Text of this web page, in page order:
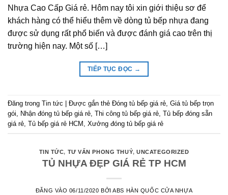
Nhựa Cao Cấp Giá rẻ. Hôm nay tôi xin giới thiệu sơ để
khách hàng có thể hiểu thêm về dòng tủ bếp nhựa đang
được sử dụng rất phổ biến và được đánh giá cao trên thị
trường hiện nay. Một số […]
TIẾP TỤC ĐỌC →
Đăng trong Tin tức Được gắn thẻ Đóng tủ bếp giá rẻ, Giá tủ bếp trọn
gói, Nhận đóng tủ bếp giá rẻ, Thi công tủ bếp giá rẻ, Tủ bếp đóng sẵn
giá rẻ, Tủ bếp giá rẻ HCM , Xưởng đóng tủ bếp giá rẻ
TIN TỨC, TƯ VẤN PHONG THUỶ,UNCATEGORIZED
TỦ NHỰA ĐẸP GIÁ RẺ TP HCM
ĐĂNG VÀO 06/11/2020 BỞIABS HÀN QUỐC CỬA NHỰA